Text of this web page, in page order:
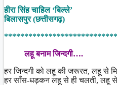
Share
हीरा सिंह चाहिल ‘बिल्ले’
बिलासपुर (छत्तीसगढ़)
लहू बनाम जिन्दगी….
हर जिन्दगी को लहू की जरूरत, लहू से
हर साँस-धड़कन लहू से ही चलती, लहू से